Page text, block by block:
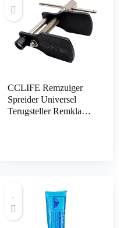
CCLIFE Remzuiger
Spreider Universel
Terugsteller Remklauw